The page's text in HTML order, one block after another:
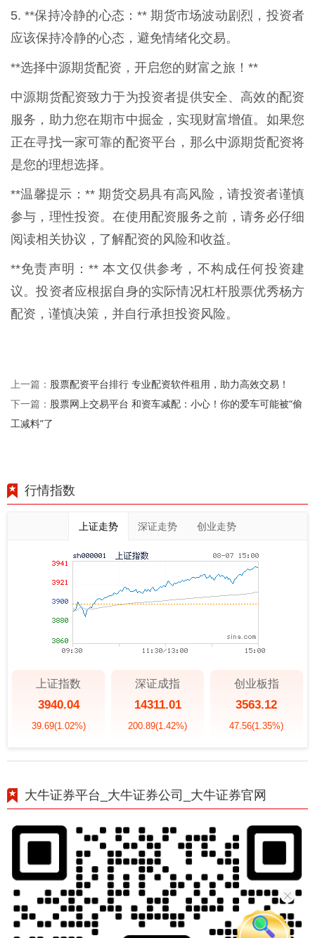
5. **保持冷静的心态：** 期货市场波动剧烈，投资者
应该保持冷静的心态，避免情绪化交易。
**选择中源期货配资，开启您的财富之旅！**
中源期货配资致力于为投资者提供安全、高效的配资
服务，助力您在期市中掘金，实现财富增值。如果您
正在寻找一家可靠的配资平台，那么中源期货配资将
是您的理想选择。
**温馨提示：** 期货交易具有高风险，请投资者谨慎
参与，理性投资。在使用配资服务之前，请务必仔细
阅读相关协议，了解配资的风险和收益。
**免责声明：** 本文仅供参考，不构成任何投资建
议。投资者应根据自身的实际情况杠杆股票优秀杨方
配资，谨慎决策，并自行承担投资风险。
上一篇： 股票配资平台排行 专业配资软件租用，助力高效交易！
下一篇： 股票网上交易平台 和资车减配：小心！你的爱车可能被“偷
工减料”了
行情指数
上证走势 深证走势 创业走势
上证指数
3940.04
39.69(1.02%)
深证成指
14311.01
200.89(1.42%)
创业板指
3563.12
47.56(1.35%)
大牛证券平台_大牛证券公司_大牛证券官网